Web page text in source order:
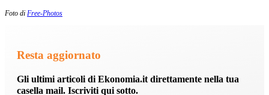
Foto di Free-Photos
Resta aggiornato
Gli ultimi articoli di Ekonomia.it direttamente nella tua
casella mail. Iscriviti qui sotto.